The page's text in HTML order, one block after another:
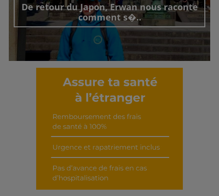
De retour du Japon, Erwan nous raconte
comment s�..
Découvrir cet interview